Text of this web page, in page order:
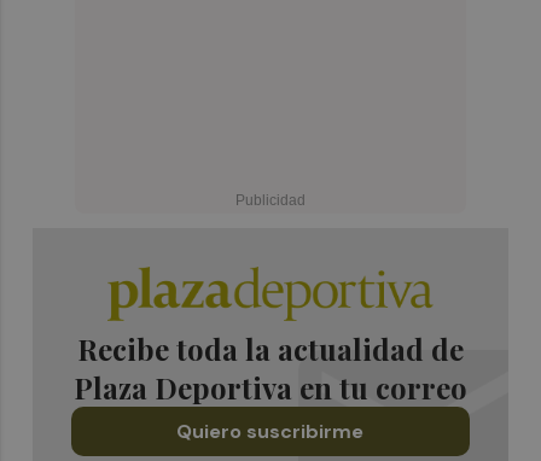
Recibe toda la actualidad de
Plaza Deportiva en tu correo
Quiero suscribirme